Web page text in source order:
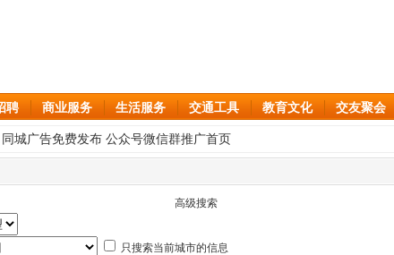
聘 商业服务 生活服务 交通工具 教育文化 交友聚会
城广告免费发布 公众号微信群推广首页
高级搜索
只搜索当前城市的信息